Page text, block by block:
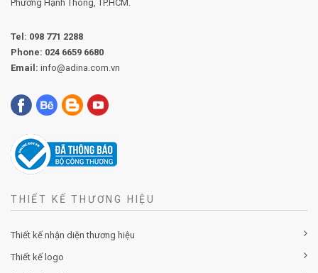
Phường Hạnh Thông, TP.HCM.
Tel: 098 771 2288
Phone: 024 6659 6680
Email: info@adina.com.vn
THIẾT KẾ THƯƠNG HIỆU
Thiết kế nhận diện thương hiệu
Thiết kế logo